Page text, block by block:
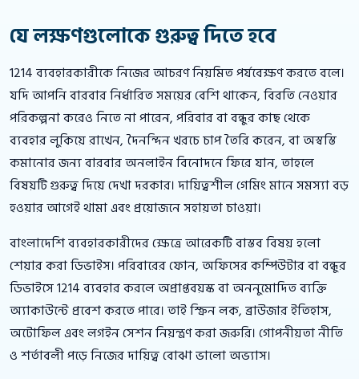
যে লক্ষণগুলোকে গুরুত্ব দিতে হবে
1214 ব্যবহারকারীকে নিজের আচরণ নিয়মিত পর্যবেক্ষণ করতে বলে।
যদি আপনি বারবার নির্ধারিত সময়ের বেশি থাকেন, বিরতি নেওয়ার
পরিকল্পনা করেও নিতে না পারেন, পরিবার বা বন্ধুর কাছ থেকে
ব্যবহার লুকিয়ে রাখেন, দৈনন্দিন খরচে চাপ তৈরি করেন, বা অস্বস্তি
কমানোর জন্য বারবার অনলাইন বিনোদনে ফিরে যান, তাহলে
বিষয়টি গুরুত্ব দিয়ে দেখা দরকার। দায়িত্বশীল গেমিং মানে সমস্যা বড়
হওয়ার আগেই থামা এবং প্রয়োজনে সহায়তা চাওয়া।
বাংলাদেশি ব্যবহারকারীদের ক্ষেত্রে আরেকটি বাস্তব বিষয় হলো
শেয়ার করা ডিভাইস। পরিবারের ফোন, অফিসের কম্পিউটার বা বন্ধুর
ডিভাইসে 1214 ব্যবহার করলে অপ্রাপ্তবয়স্ক বা অননুমোদিত ব্যক্তি
অ্যাকাউন্টে প্রবেশ করতে পারে। তাই স্ক্রিন লক, ব্রাউজার ইতিহাস,
অটোফিল এবং লগইন সেশন নিয়ন্ত্রণ করা জরুরি। গোপনীয়তা নীতি
ও শর্তাবলী পড়ে নিজের দায়িত্ব বোঝা ভালো অভ্যাস।